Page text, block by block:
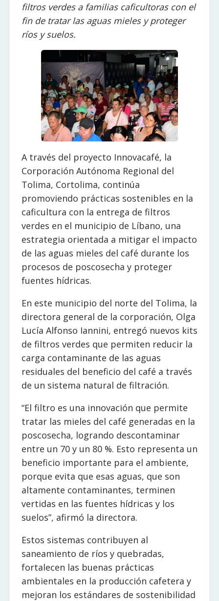
filtros verdes a familias caficultoras con el
fin de tratar las aguas mieles y proteger
ríos y suelos.
A través del proyecto Innovacafé, la
Corporación Autónoma Regional del
Tolima, Cortolima, continúa
promoviendo prácticas sostenibles en la
caficultura con la entrega de filtros
verdes en el municipio de Líbano, una
estrategia orientada a mitigar el impacto
de las aguas mieles del café durante los
procesos de poscosecha y proteger
fuentes hídricas.
En este municipio del norte del Tolima, la
directora general de la corporación, Olga
Lucía Alfonso Iannini, entregó nuevos kits
de filtros verdes que permiten reducir la
carga contaminante de las aguas
residuales del beneficio del café a través
de un sistema natural de filtración.
“El filtro es una innovación que permite
tratar las mieles del café generadas en la
poscosecha, logrando descontaminar
entre un 70 y un 80 %. Esto representa un
beneficio importante para el ambiente,
porque evita que esas aguas, que son
altamente contaminantes, terminen
vertidas en las fuentes hídricas y los
suelos”, afirmó la directora.
Estos sistemas contribuyen al
saneamiento de ríos y quebradas,
fortalecen las buenas prácticas
ambientales en la producción cafetera y
mejoran los estándares de sostenibilidad